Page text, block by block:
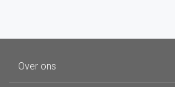
Over ons